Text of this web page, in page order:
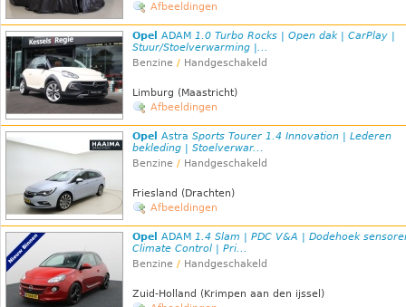
Afbeeldingen
Opel ADAM 1.0 Turbo Rocks | Open dak | CarPlay |
Stuur/Stoelverwarming |...
Benzine / Handgeschakeld
Limburg (Maastricht)
Afbeeldingen
Opel Astra Sports Tourer 1.4 Innovation | Lederen
bekleding | Stoelverwar...
Benzine / Handgeschakeld
Friesland (Drachten)
Afbeeldingen
Opel ADAM 1.4 Slam | PDC V&A | Dodehoek
Climate Control | Pri...
Benzine / Handgeschakeld
Zuid-Holland (Krimpen aan den ijssel)